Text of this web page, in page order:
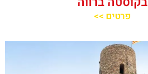
פרטים >>